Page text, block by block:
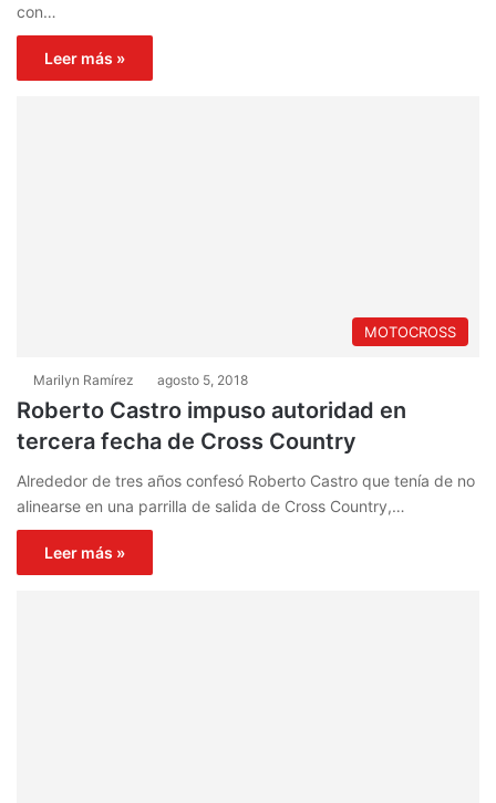
con…
Leer más »
MOTOCROSS
Marilyn Ramírez agosto 5, 2018
Roberto Castro impuso autoridad en
tercera fecha de Cross Country
Alrededor de tres años confesó Roberto Castro que tenía de no
alinearse en una parrilla de salida de Cross Country,…
Leer más »